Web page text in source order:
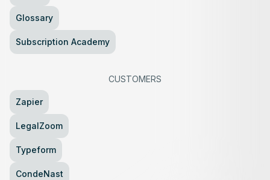
Glossary
Subscription Academy
CUSTOMERS
Zapier
LegalZoom
Typeform
CondeNast